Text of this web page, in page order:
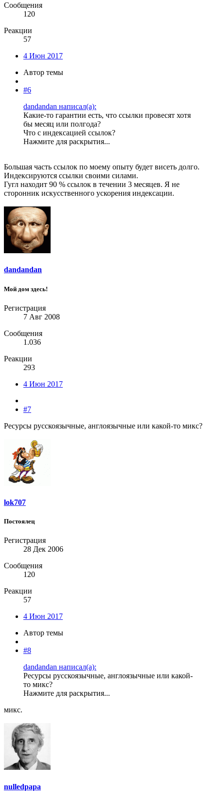
Сообщения
120
Реакции
57
4 Июн 2017
Автор темы
#6
dandandan написал(а):
Какие-то гарантии есть, что ссылки провесят хотя
бы месяц или полгода?
Что с индексацией ссылок?
Нажмите для раскрытия...
Большая часть ссылок по моему опыту будет висеть долго.
Индексируются ссылки своими силами.
Гугл находит 90 % ссылок в течении 3 месяцев. Я не
сторонник искусственного ускорения индексации.
dandandan
Мой дом здесь!
Регистрация
7 Авг 2008
Сообщения
1.036
Реакции
293
4 Июн 2017
#7
Ресурсы русскоязычные, англоязычные или какой-то микс?
lok707
Постоялец
Регистрация
28 Дек 2006
Сообщения
120
Реакции
57
4 Июн 2017
Автор темы
#8
dandandan написал(а):
Ресурсы русскоязычные, англоязычные или какой-
то микс?
Нажмите для раскрытия...
микс.
nulledpapa